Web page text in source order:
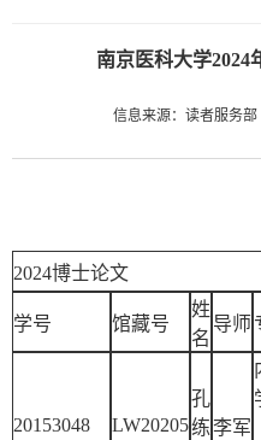
南京医科大学2024
信息来源：读者服务部
2024博士论文
学号 馆藏号
姓
名
导师
20153048 LW20205
孔
练李军